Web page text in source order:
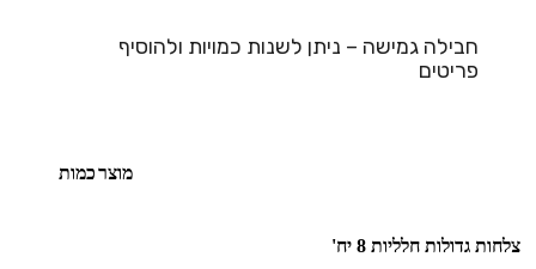
חבילה גמישה – ניתן לשנות כמויות ולהוסיף
פריטים
מוצרכמות
צלחות גדולות חלליות 8 יח'